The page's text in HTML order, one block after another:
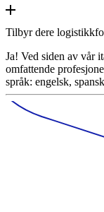
Tilbyr dere
Ja! Ved siden av vår
omfattende
språk: engelsk,